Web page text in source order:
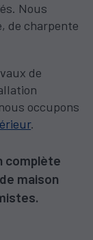
Nous
de charpente
de
occupons
.
complète
maison